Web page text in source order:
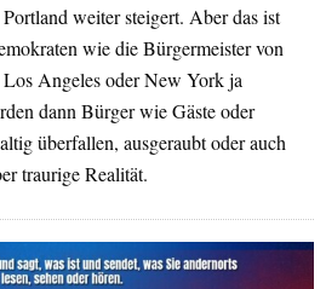
weiter steigert. Aber das ist
wie die Bürgermeister von
Angeles oder New York ja
dann Bürger wie Gäste oder
überfallen, ausgeraubt oder auch
traurige Realität.